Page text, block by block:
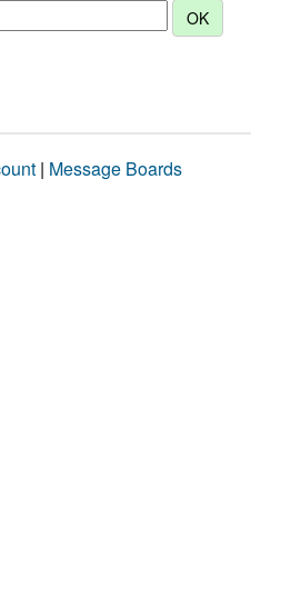
| Message Boards